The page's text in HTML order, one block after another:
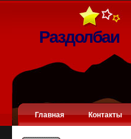
Раздолбаи
Главная Контакты